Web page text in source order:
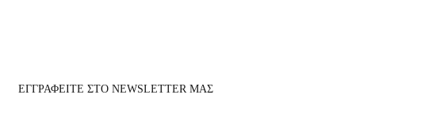
ΕΓΓΡΑΦΕΙΤΕ ΣΤΟ NEWSLETTER ΜΑΣ